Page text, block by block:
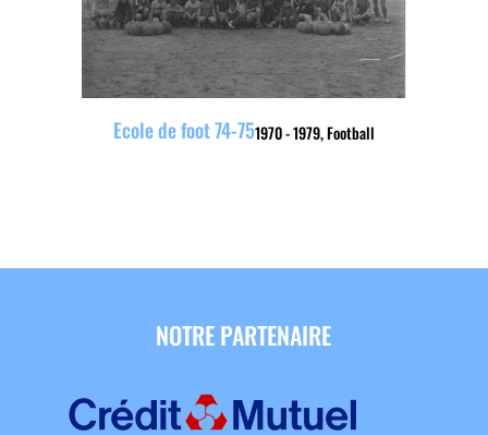
1970 - 1979,Football
Ecole de foot 74-75
NOTRE PARTENAIRE